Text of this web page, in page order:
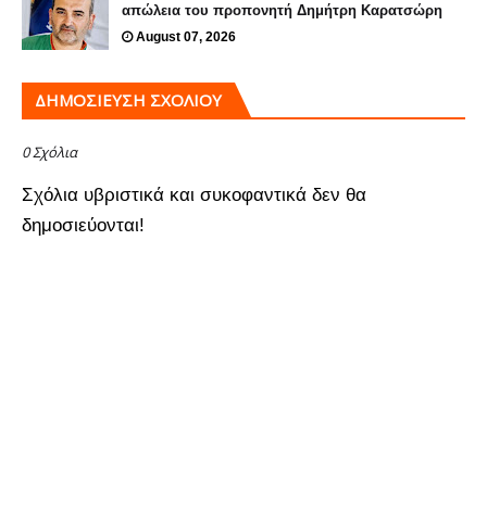
απώλεια του προπονητή Δημήτρη Καρατσώρη
August 07, 2026
ΔΗΜΟΣΊΕΥΣΗ ΣΧΟΛΊΟΥ
0 Σχόλια
Σχόλια υβριστικά και συκοφαντικά δεν θα
δημοσιεύονται!